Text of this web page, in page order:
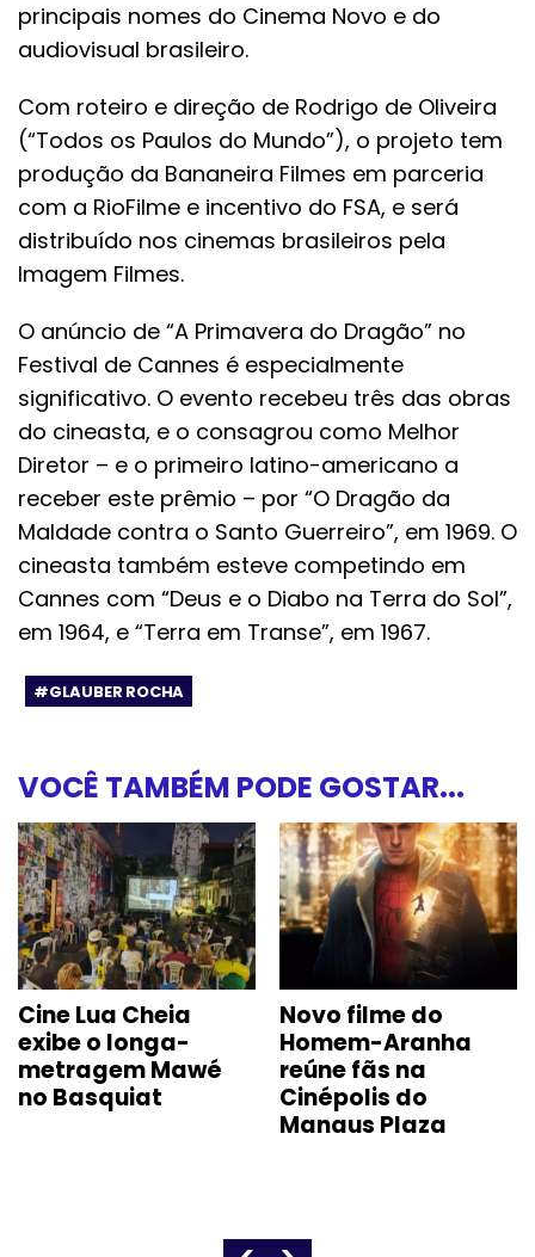
principais nomes do Cinema Novo e do
audiovisual brasileiro.
Com roteiro e direção de Rodrigo de Oliveira
(“Todos os Paulos do Mundo”), o projeto tem
produção da Bananeira Filmes em parceria
com a RioFilme e incentivo do FSA, e será
distribuído nos cinemas brasileiros pela
Imagem Filmes.
O anúncio de “A Primavera do Dragão” no
Festival de Cannes é especialmente
significativo. O evento recebeu três das obras
do cineasta, e o consagrou como Melhor
Diretor – e o primeiro latino-americano a
receber este prêmio – por “O Dragão da
Maldade contra o Santo Guerreiro”, em 1969. O
cineasta também esteve competindo em
Cannes com “Deus e o Diabo na Terra do Sol”,
em 1964, e “Terra em Transe”, em 1967.
#GLAUBER ROCHA
VOCÊ TAMBÉM PODE GOSTAR...
Cine Lua Cheia
exibe o longa-
metragem Mawé
no Basquiat
Novo filme do
Homem-Aranha
reúne fãs na
Cinépolis do
Manaus Plaza